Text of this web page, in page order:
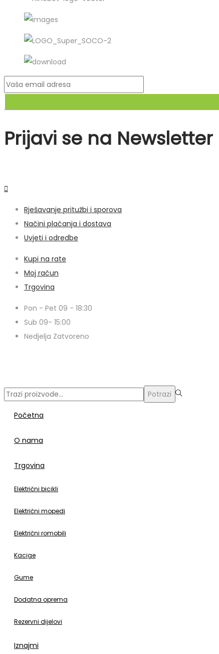
Prijavi se na Newsletter
Rješavanje pritužbi i sporova
Načini plaćanja i dostava
Uvjeti i odredbe
Kupi na rate
Moj račun
Trgovina
Pon - Pet 09 - 18:30
Sub 09- 15:00
Nedjelja Zatvoreno
Traži:> Potrazi
Početna
O nama
Trgovina
Električni bicikli
Električni mopedi
Električni romobili
Kacige
Gume
Dodatna oprema
Rezervni dijelovi
Iznajmi